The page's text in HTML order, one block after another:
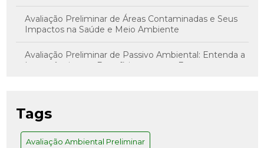
Avaliação Preliminar de Áreas Contaminadas e Seus
Impactos na Saúde e Meio Ambiente
Avaliação Preliminar de Passivo Ambiental: Entenda a
Importância e os Benefícios para sua Empresa
Caminho para Decisões Assertivas
Tags
Avaliação Ambiental Preliminar